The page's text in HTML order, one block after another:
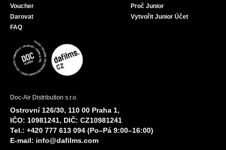
Voucher
Darovat
FAQ
Proč Junior
Vytvořit Junior Účet
Doc-Air Distribution s.r.o.
Ostrovní 126/30, 110 00 Praha 1,
IČO: 10981241, DIČ: CZ10981241
Tel.: +420 777 613 094 (Po–Pá 9:00–16:00)
E-mail: info@dafilms.com